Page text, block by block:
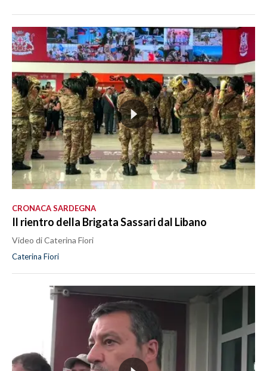
CRONACA SARDEGNA
Il rientro della Brigata Sassari dal Libano
Video di Caterina Fiori
Caterina Fiori